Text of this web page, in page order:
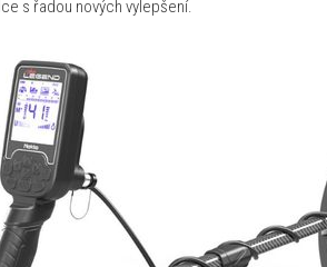
s řadou nových vylepšení.